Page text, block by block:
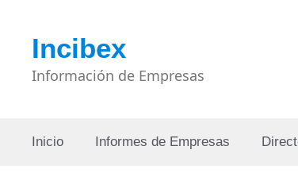
contenidoIncibex
Información de Empresas
Inicio Informes de Empresas